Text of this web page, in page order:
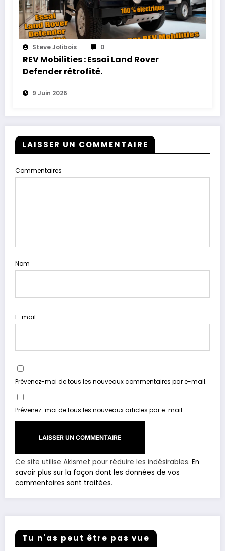
Steve Jolibois 0
REV Mobilities : Essai Land Rover
Defender rétrofité.
9 Juin 2026
LAISSER UN COMMENTAIRE
Commentaires
Nom
E-mail
Prévenez-moi de tous les nouveaux commentaires par e-mail.
Prévenez-moi de tous les nouveaux articles par e-mail.
Ce site utilise Akismet pour réduire les indésirables. En
savoir plus sur la façon dont les données de vos
commentaires sont traitées.
Tu n'as peut être pas vue